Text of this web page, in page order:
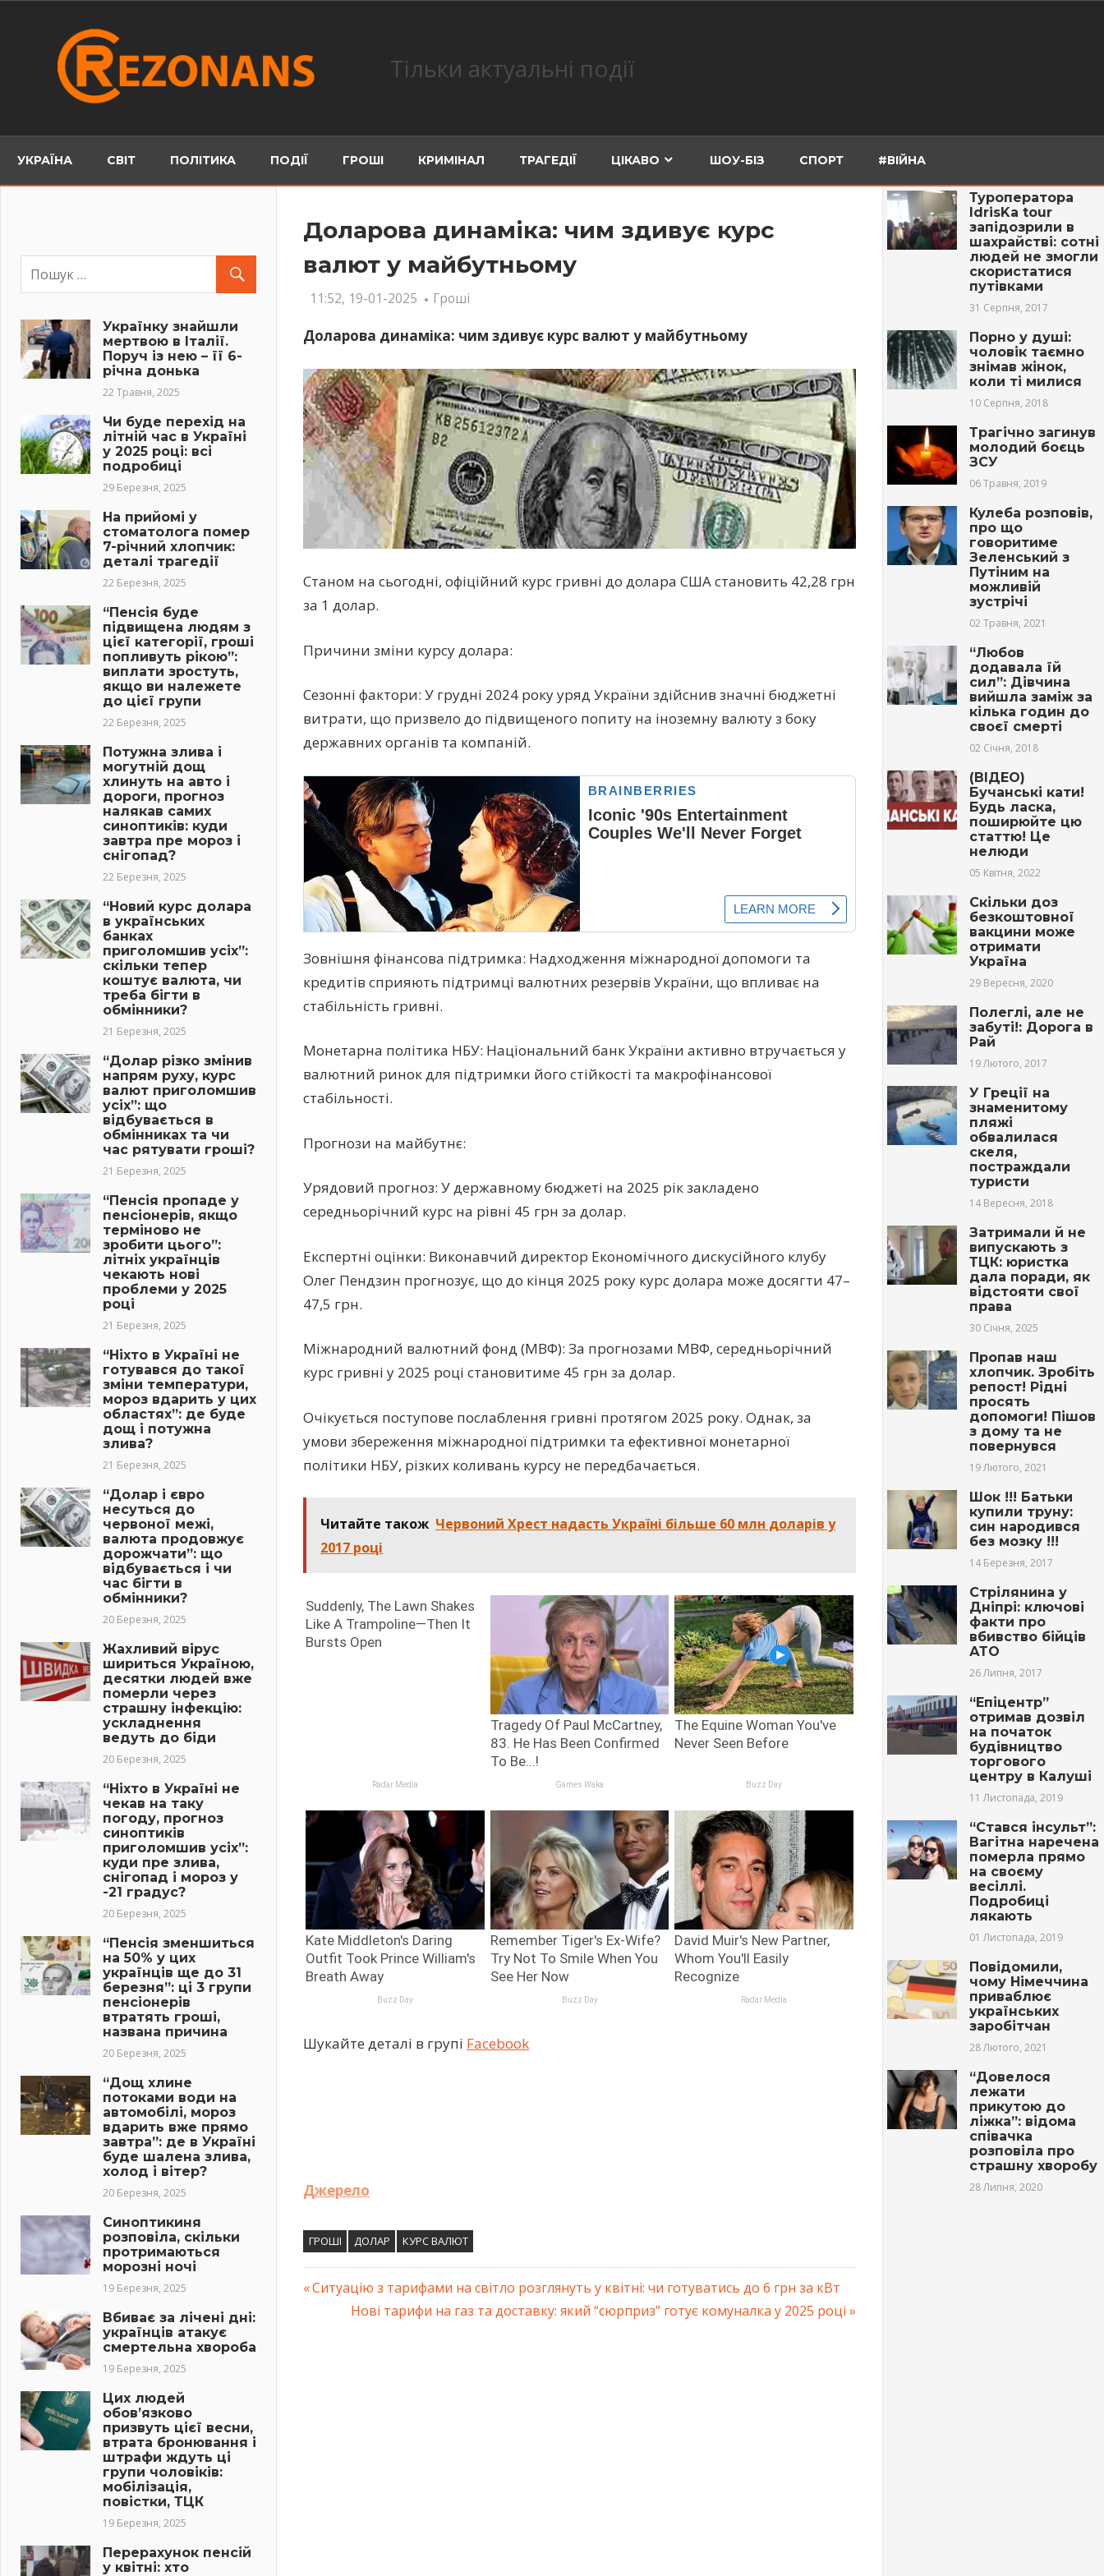
Тільки актуальні події
УКРАЇНА СВІТ ПОЛІТИКА ПОДІЇ ГРОШІ КРИМІНАЛ ТРАГЕДІЇ ЦІКАВО ШОУ-БІЗ СПОРТ #ВІЙНА
Доларова динаміка: чим здивує курс
валют у майбутньому
11:52, 19-01-2025 Гроші
Доларова динаміка: чим здивує курс валют у майбутньому
Станом на сьогодні, офіційний курс гривні до долара США становить 42,28 грн
за 1 долар.
Причини зміни курсу долара:
Сезонні фактори: У грудні 2024 року уряд України здійснив значні бюджетні
витрати, що призвело до підвищеного попиту на іноземну валюту з боку
державних органів та компаній.
Зовнішня фінансова підтримка: Надходження міжнародної допомоги та
кредитів сприяють підтримці валютних резервів України, що впливає на
стабільність гривні.
Монетарна політика НБУ: Національний банк України активно втручається у
валютний ринок для підтримки його стійкості та макрофінансової
стабільності.
Прогнози на майбутнє:
Урядовий прогноз: У державному бюджеті на 2025 рік закладено
середньорічний курс на рівні 45 грн за долар.
Експертні оцінки: Виконавчий директор Економічного дискусійного клубу
Олег Пендзин прогнозує, що до кінця 2025 року курс долара може досягти 47–
47,5 грн.
Міжнародний валютний фонд (МВФ): За прогнозами МВФ, середньорічний
курс гривні у 2025 році становитиме 45 грн за долар.
Очікується поступове послаблення гривні протягом 2025 року. Однак, за
умови збереження міжнародної підтримки та ефективної монетарної
політики НБУ, різких коливань курсу не передбачається.
Читайте також Червоний Хрест надасть Україні більше 60 млн доларів у
2017 році
Шукайте деталі в групі Facebook
Джерело
ГРОШІ ДОЛАР КУРС ВАЛЮТ
Навігація
Previous
Ситуацію з тарифами на світло розглянуть у квітні: чи готуватись до 6 грн за кВт
Next
Нові тарифи на газ та доставку: який “сюрприз” готує комуналка у 2025 році
Українку знайшли
мертвою в Італії.
Поруч із нею – її 6-
річна донька
22 Травня, 2025
Чи буде перехід на
літній час в Україні
у 2025 році: всі
подробиці
29 Березня, 2025
На прийомі у
стоматолога помер
7-річний хлопчик:
деталі трагедії
22 Березня, 2025
“Пенсія буде
підвищена людям з
цієї категорії, гроші
попливуть рікою”:
виплати зростуть,
якщо ви належете
до цієї групи
22 Березня, 2025
Потужна злива і
могутній дощ
хлинуть на авто і
дороги, прогноз
налякав самих
синоптиків: куди
завтра пре мороз і
снігопад?
22 Березня, 2025
“Новий курс долара
в українських
банках
приголомшив усіх”:
скільки тепер
коштує валюта, чи
треба бігти в
обмінники?
21 Березня, 2025
“Долар різко змінив
напрям руху, курс
валют приголомшив
усіх”: що
відбувається в
обмінниках та чи
час рятувати гроші?
21 Березня, 2025
“Пенсія пропаде у
пенсіонерів, якщо
терміново не
зробити цього”:
літніх українців
чекають нові
проблеми у 2025
році
21 Березня, 2025
“Ніхто в Україні не
готувався до такої
зміни температури,
мороз вдарить у цих
областях”: де буде
дощ і потужна
злива?
21 Березня, 2025
“Долар і євро
несуться до
червоної межі,
валюта продовжує
дорожчати”: що
відбувається і чи
час бігти в
обмінники?
20 Березня, 2025
Жахливий вірус
шириться Україною,
десятки людей вже
померли через
страшну інфекцію:
ускладнення
ведуть до біди
20 Березня, 2025
“Ніхто в Україні не
чекав на таку
погоду, прогноз
синоптиків
приголомшив усіх”:
куди пре злива,
снігопад і мороз у
-21 градус?
20 Березня, 2025
“Пенсія зменшиться
на 50% у цих
українців ще до 31
березня”: ці 3 групи
пенсіонерів
втратять гроші,
названа причина
20 Березня, 2025
“Дощ хлине
потоками води на
автомобілі, мороз
вдарить вже прямо
завтра”: де в Україні
буде шалена злива,
холод і вітер?
20 Березня, 2025
Синоптикиня
розповіла, скільки
протримаються
морозні ночі
19 Березня, 2025
Вбиває за лічені дні:
українців атакує
смертельна хвороба
19 Березня, 2025
Цих людей
обов’язково
призвуть цієї весни,
втрата бронювання і
штрафи ждуть ці
групи чоловіків:
мобілізація,
повістки, ТЦК
19 Березня, 2025
Перерахунок пенсій
у квітні: хто
Туроператора
IdrisKa tour
запідозрили в
шахрайстві: сотні
людей не змогли
скористатися
путівками
31 Серпня, 2017
Порно у душі:
чоловік таємно
знімав жінок,
коли ті милися
10 Серпня, 2018
Трагічно загинув
молодий боєць
ЗСУ
06 Травня, 2019
Кулеба розповів,
про що
говоритиме
Зеленський з
Путіним на
можливій
зустрічі
02 Травня, 2021
“Любов
додавала їй
сил”: Дівчина
вийшла заміж за
кілька годин до
своєї смерті
02 Січня, 2018
(ВІДЕО)
Бучанські кати!
Будь ласка,
поширюйте цю
статтю! Це
нелюди
05 Квітня, 2022
Скільки доз
безкоштовної
вакцини може
отримати
Україна
29 Вересня, 2020
Полеглі, але не
забуті!: Дорога в
Рай
19 Лютого, 2017
У Греції на
знаменитому
пляжі
обвалилася
скеля,
постраждали
туристи
14 Вересня, 2018
Затримали й не
випускають з
ТЦК: юристка
дала поради, як
відстояти свої
права
30 Січня, 2025
Пропав наш
хлопчик. Зробіть
репост! Рідні
просять
допомоги! Пішов
з дому та не
повернувся
19 Лютого, 2021
Шок !!! Батьки
купили труну:
син народився
без мозку !!!
14 Березня, 2017
Стрілянина у
Дніпрі: ключові
факти про
вбивство бійців
АТО
26 Липня, 2017
“Епіцентр”
отримав дозвіл
на початок
будівництво
торгового
центру в Калуші
11 Листопада, 2019
“Стався інсульт”:
Вагітна наречена
померла прямо
на своєму
весіллі.
Подробиці
лякають
01 Листопада, 2019
Повідомили,
чому Німеччина
приваблює
українських
заробітчан
28 Лютого, 2021
“Довелося
лежати
прикутою до
ліжка”: відома
співачка
розповіла про
страшну хворобу
28 Липня, 2020